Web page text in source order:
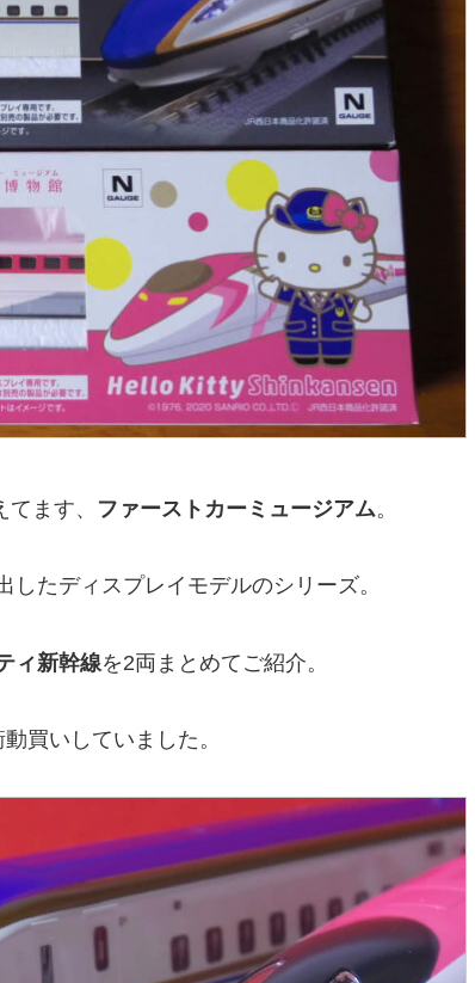
ます、 ファーストカーミュージアム。
たディスプレイモデルのシリーズ。
ィ新幹線を2両まとめてご紹介。
買いしていました。